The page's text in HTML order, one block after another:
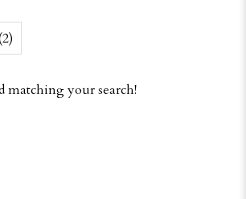
matching your search!